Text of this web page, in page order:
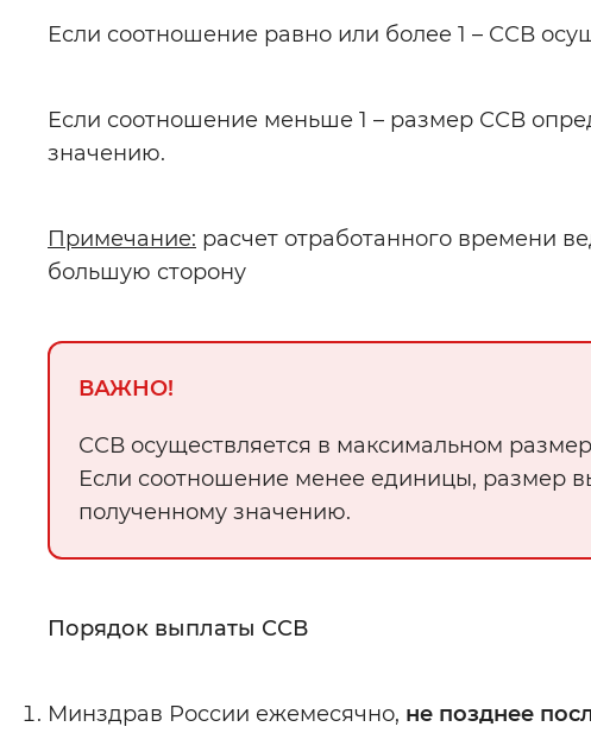
Если соотношение равно или более 1 – ССВ
Если соотношение меньше 1 – размер ССВ
значению.
Примечание: расчет отработанного времени
большую сторону
ВАЖНО!
ССВ осуществляется в максимальном
Если соотношение менее единицы, размер
полученному значению.
Порядок выплаты ССВ
Минздрав России ежемесячно, не позднее